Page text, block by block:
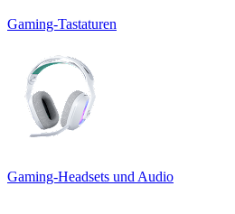
Gaming-Tastaturen
Gaming-Headsets und Audio